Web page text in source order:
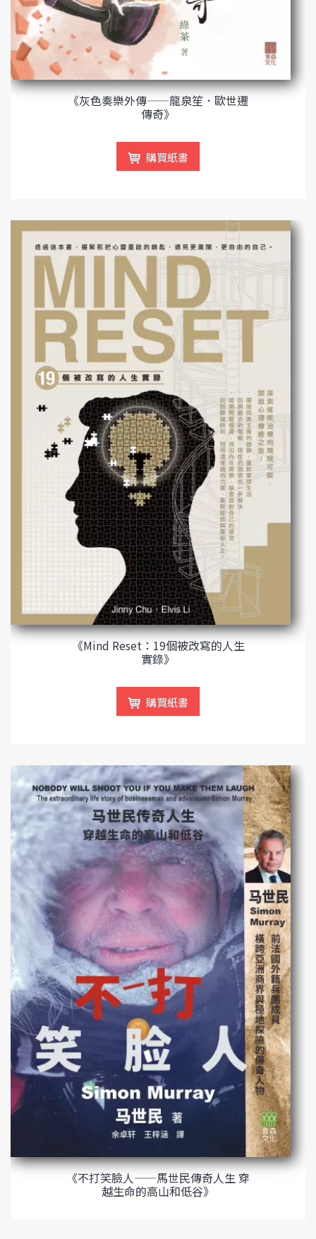
《灰色奏樂外傳——龍泉笙．歐世遷
傳奇》
購買紙書
《Mind Reset：19個被改寫的人生
實錄》
購買紙書
《不打笑臉人——馬世民傳奇人生 穿
越生命的高山和低谷》